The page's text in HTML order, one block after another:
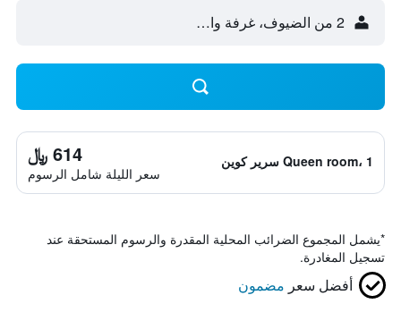
2 من الضيوف، غرفة واحدة
Queen room، 1 سرير كوين 614 ﷼
سعر الليلة شامل الرسوم
*يشمل المجموع الضرائب المحلية المقدرة والرسوم المستحقة عند
تسجيل المغادرة.
أفضل سعر مضمون